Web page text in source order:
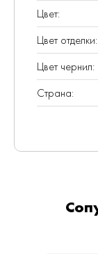
Цвет:
Цвет отделки:
Цвет чернил:
Страна: